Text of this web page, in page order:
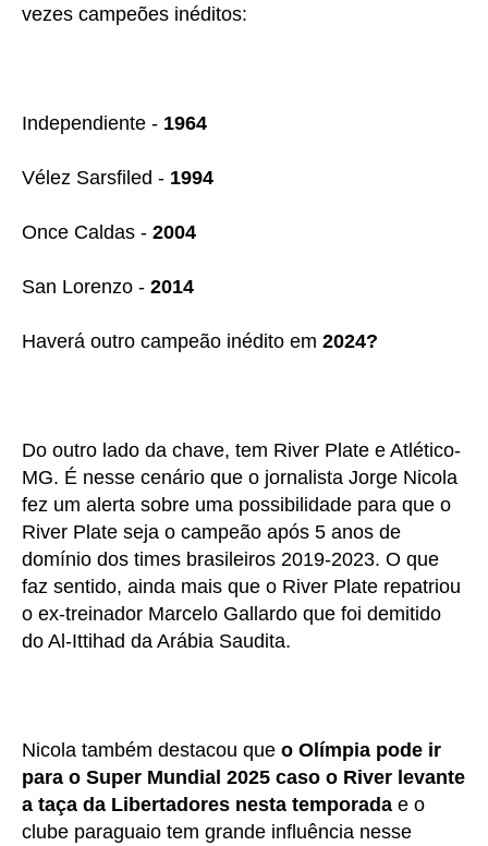
vezes campeões inéditos:
Independiente - 1964
Vélez Sarsfiled - 1994
Once Caldas - 2004
San Lorenzo - 2014
Haverá outro campeão inédito em 2024?
Do outro lado da chave, tem River Plate e Atlético-
MG. É nesse cenário que o jornalista Jorge Nicola
fez um alerta sobre uma possibilidade para que o
River Plate seja o campeão após 5 anos de
domínio dos times brasileiros 2019-2023. O que
faz sentido, ainda mais que o River Plate repatriou
o ex-treinador Marcelo Gallardo que foi demitido
do Al-Ittihad da Arábia Saudita.
Nicola também destacou que o Olímpia pode ir
para o Super Mundial 2025 caso o River levante
a taça da Libertadores nesta temporada e o
clube paraguaio tem grande influência nesse